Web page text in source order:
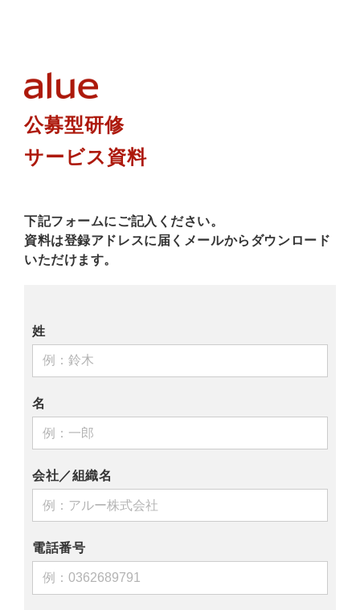
公募型研修
サービス資料
下記フォームにご記入ください。
資料は登録アドレスに届くメールからダウンロード
いただけます。
姓
名
会社／組織名
電話番号